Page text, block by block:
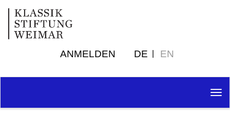
ANMELDEN DE EN